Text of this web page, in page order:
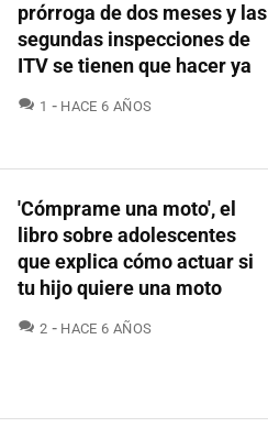
prórroga de dos meses y las
segundas inspecciones de
ITV se tienen que hacer ya
1 COMENTARIOS
HACE 6 AÑOS
'Cómprame una moto', el
libro sobre adolescentes
que explica cómo actuar si
tu hijo quiere una moto
2 COMENTARIOS
HACE 6 AÑOS